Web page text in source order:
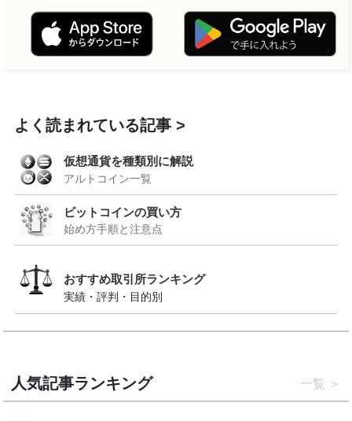
よく読まれている記事
仮想通貨を種類別に解説
アルトコイン一覧
ビットコインの買い方
始め方手順と注意点
おすすめ取引所ランキング
実績・評判・目的別
人気記事ランキング 一覧